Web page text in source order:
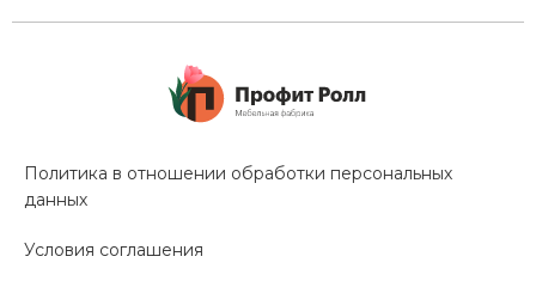
Политика в отношении обработки персональных
данных
Условия соглашения